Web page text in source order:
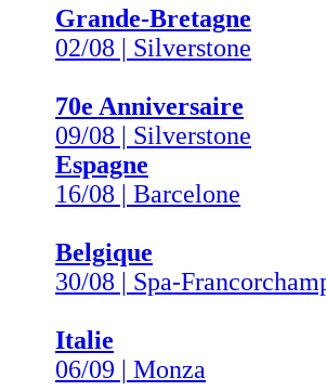
Grande-Bretagne
02/08 | Silverstone
70e Anniversaire
09/08 | Silverstone
Espagne
16/08 | Barcelone
Belgique
30/08 | Spa-
Italie
06/09 | Monza